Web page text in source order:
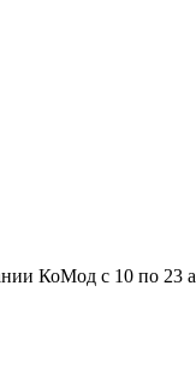
с 10 по 23